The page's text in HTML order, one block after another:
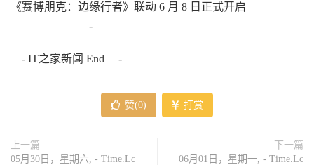
《赛博朋克：边缘行者》联动 6 月 8 日正式开启
———————-
—- IT之家新闻 End —-
赞(0) 打赏
上一篇
05月30日，星期六, - Time.Lc
下一篇
06月01日，星期一, - Time.Lc